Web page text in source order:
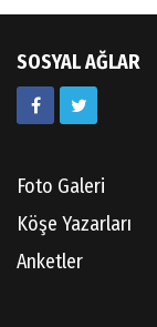
SOSYAL AĞLAR
Foto Galeri
Köşe Yazarları
Anketler